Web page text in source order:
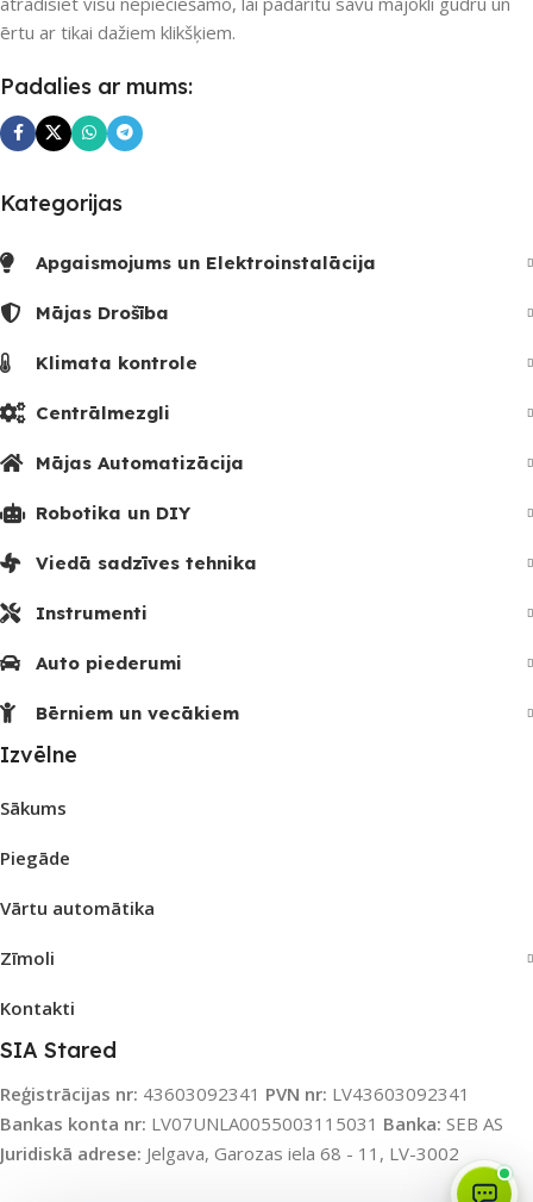
ērtu ar tikai dažiem klikšķiem.
Padalies ar mums:
Kategorijas
Apgaismojums un Elektroinstalācija
Mājas Drošība
Klimata kontrole
Centrālmezgli
Mājas Automatizācija
Robotika un DIY
Viedā sadzīves tehnika
Instrumenti
Auto piederumi
Bērniem un vecākiem
Izvēlne
Sākums
Piegāde
Vārtu automātika
Zīmoli
Kontakti
SIA Stared
Reģistrācijas nr: 43603092341 PVN nr: LV43603092341
Bankas konta nr: LV07UNLA0055003115031 Banka: SEB AS
Juridiskā adrese: Jelgava, Garozas iela 68 - 11, LV-3002